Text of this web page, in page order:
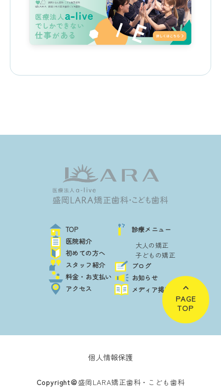
TOP
医院紹介
初めての方へ
スタッフ紹介
料金・お支払い
アクセス
診療メニュー
大人の矯正
子どもの矯正
ブログ
お知らせ
メディア掲載
PAGE
TOP
個人情報保護
Copyright＠盛岡LARA矯正歯科・こども歯科